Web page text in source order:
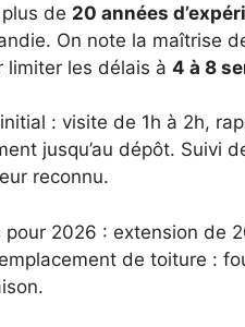
de 20 années
On note la maîtrise
limiter les délais à 4 à 8
: visite de 1h à 2h,
jusqu’au dépôt. Suivi
reconnu.
2026 : extension de
de toiture :